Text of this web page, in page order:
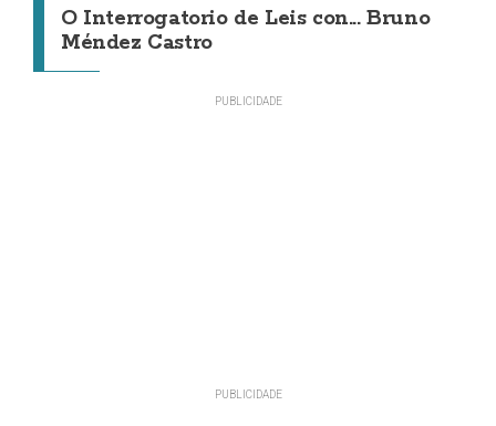
O Interrogatorio de Leis con... Bruno
Méndez Castro